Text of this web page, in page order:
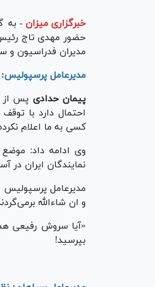
خبرگزاری میزان - به
حضور مهدی تاج
مدیران فدراسیون و سازمان لیگ
مدیرعامل پرسپولیس:
پیمان حدادی پس از
احتمال دارد با
کسی به ما اعلام
وی ادامه داد:
نمایندگان ایران در آسیا براساس جدول
مدیرعامل
و ان شاءالله
«آیا سروش رفیعی
بپرسید!